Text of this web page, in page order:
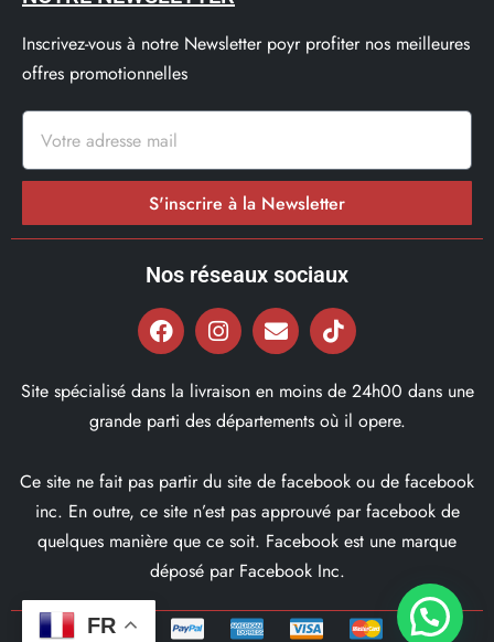
Inscrivez-vous à notre Newsletter poyr profiter nos meilleures
offres promotionnelles
S'inscrire à la Newsletter
Nos réseaux sociaux
Site spécialisé dans la livraison en moins de 24h00 dans une
grande parti des départements où il opere.
Ce site ne fait pas partir du site de facebook ou de facebook
inc. En outre, ce site n’est pas approuvé par facebook de
quelques manière que ce soit. Facebook est une marque
déposé par Facebook Inc.
FR